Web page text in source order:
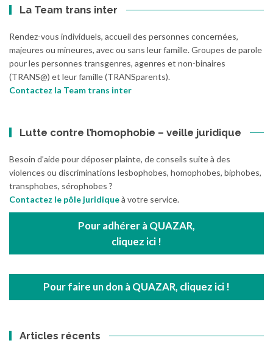
La Team trans inter
Rendez-vous individuels, accueil des personnes concernées,
majeures ou mineures, avec ou sans leur famille. Groupes de parole
pour les personnes transgenres, agenres et non-binaires
(TRANS@) et leur famille (TRANSparents).
Contactez la Team trans inter
Lutte contre l’homophobie – veille juridique
Besoin d’aide pour déposer plainte, de conseils suite à des
violences ou discriminations lesbophobes, homophobes, biphobes,
transphobes, sérophobes ?
Contactez le pôle juridiqueà votre service.
Pour adhérer à QUAZAR,
cliquez ici !
Pour faire un don à QUAZAR, cliquez ici !
Articles récents